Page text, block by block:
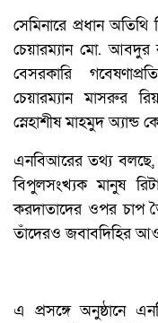
সেমিনারে প্রধান
চেয়ারম্যান মো. আবদুর
বেসরকারি
চেয়ারম্যান মাসরুর
স্নেহাশীষ মাহমুদ অ্যান্ড
এনবিআরের তথ্য বলছে,
বিপুলসংখ্যক মানুষ
করদাতাদের ওপর চাপ
তাঁদেরও জবাবদিহির
এ প্রসঙ্গে অনুষ্ঠানে